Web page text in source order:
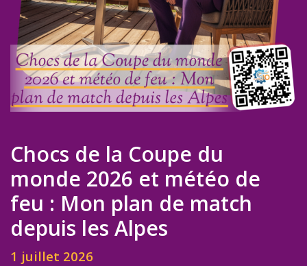
Chocs de la Coupe du
monde 2026 et météo de
feu : Mon plan de match
depuis les Alpes
1 juillet 2026